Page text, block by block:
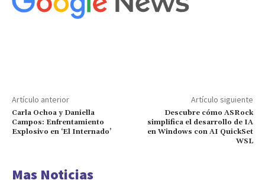
Artículo anterior
Carla Ochoa y Daniella
Campos: Enfrentamiento
Explosivo en ‘El Internado’
Artículo siguiente
Descubre cómo ASRock
simplifica el desarrollo de IA
en Windows con AI QuickSet
WSL
Mas Noticias